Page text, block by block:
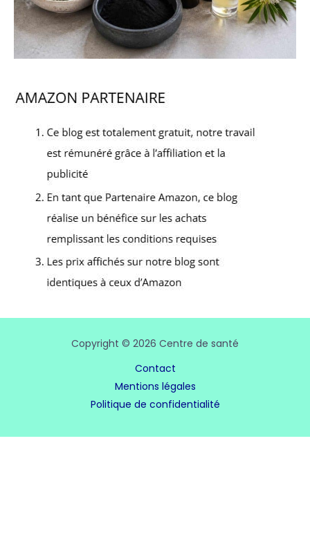
Copyright © 2026 Centre de santé
Contact
Mentions légales
Politique de confidentialité